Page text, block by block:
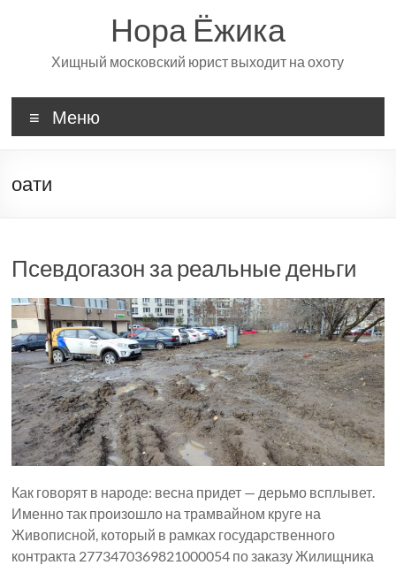
Нора Ёжика
Хищный московский юрист выходит на охоту
Меню
оати
Псевдогазон за реальные деньги
Как говорят в народе: весна придет — дерьмо всплывет.
Именно так произошло на трамвайном круге на
Живописной, который в рамках государственного
контракта 2773470369821000054 по заказу Жилищника